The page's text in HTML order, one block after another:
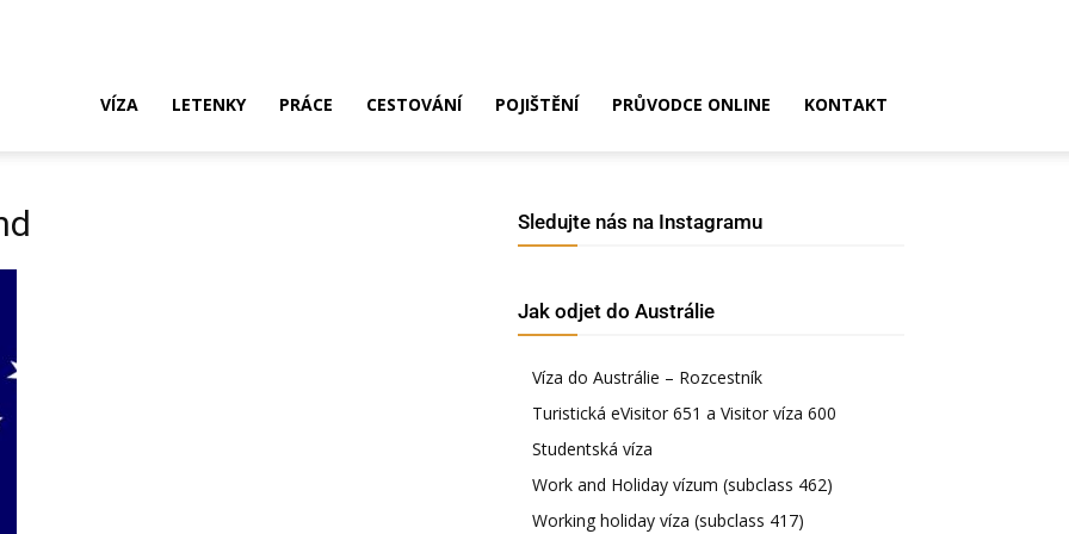
VÍZA LETENKY PRÁCE CESTOVÁNÍ POJIŠTĚNÍ PRŮVODCE ONLINE KONTAKT
Sledujte nás na Instagramu
Jak odjet do Austrálie
Víza do Austrálie – Rozcestník
Turistická eVisitor 651 a Visitor víza 600
Studentská víza
Work and Holiday vízum (subclass 462)
Working holiday víza (subclass 417)